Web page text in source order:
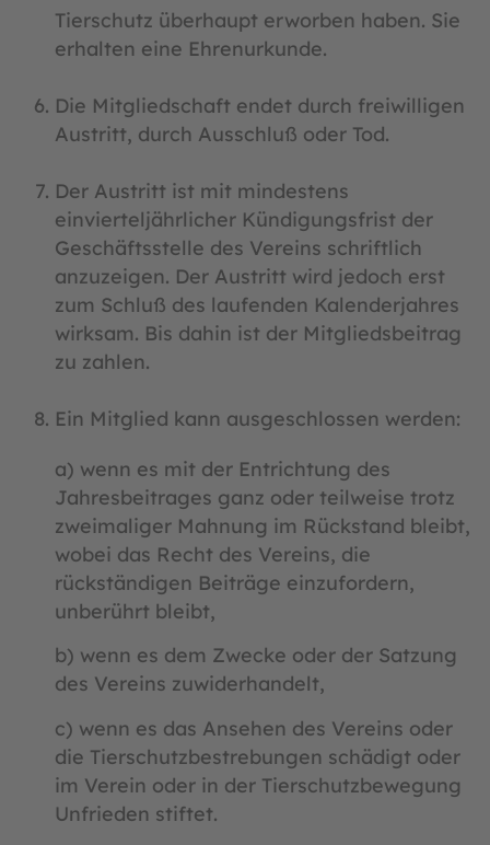
Tierschutz überhaupt erworben haben. Sie
erhalten eine Ehrenurkunde.
Die Mitgliedschaft endet durch freiwilligen
Austritt, durch Ausschluß oder Tod.
Der Austritt ist mit mindestens
einvierteljährlicher Kündigungsfrist der
Geschäftsstelle des Vereins schriftlich
anzuzeigen. Der Austritt wird jedoch erst
zum Schluß des laufenden Kalenderjahres
wirksam. Bis dahin ist der Mitgliedsbeitrag
zu zahlen.
Ein Mitglied kann ausgeschlossen werden:
a) wenn es mit der Entrichtung des
Jahresbeitrages ganz oder teilweise trotz
zweimaliger Mahnung im Rückstand bleibt,
wobei das Recht des Vereins, die
rückständigen Beiträge einzufordern,
unberührt bleibt,
b) wenn es dem Zwecke oder der Satzung
des Vereins zuwiderhandelt,
c) wenn es das Ansehen des Vereins oder
die Tierschutzbestrebungen schädigt oder
im Verein oder in der Tierschutzbewegung
Unfrieden stiftet.